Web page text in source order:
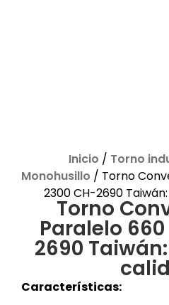
Inicio / Torno
Monohusillo / Torno
2300 CH-2690
Torno
Paralelo
2690
Características: